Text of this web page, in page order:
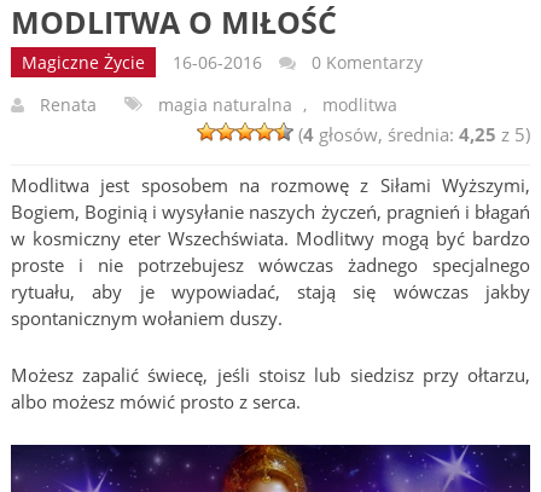
MODLITWA O MIŁOŚĆ
Magiczne Życie 16-06-2016
0 Komentarzy
Renata
magia naturalna , modlitwa
(4 głosów, średnia:4,25 z 5)
Modlitwa jest sposobem na rozmowę z Siłami Wyższymi,
Bogiem, Boginią i wysyłanie naszych życzeń, pragnień i błagań
w kosmiczny eter Wszechświata. Modlitwy mogą być bardzo
proste i nie potrzebujesz wówczas żadnego specjalnego
rytuału, aby je wypowiadać, stają się wówczas jakby
spontanicznym wołaniem duszy.
Możesz zapalić świecę, jeśli stoisz lub siedzisz przy ołtarzu,
albo możesz mówić prosto z serca.